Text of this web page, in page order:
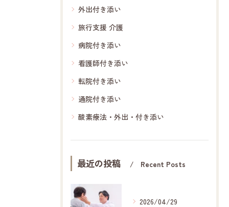
外出付き添い
旅行支援 介護
病院付き添い
看護師付き添い
転院付き添い
通院付き添い
酸素療法・外出・付き添い
最近の投稿 Recent Posts
2026/04/29